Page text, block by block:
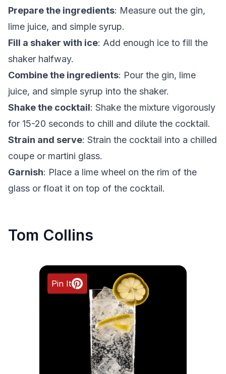
Prepare the ingredients: Measure out the gin,
lime juice, and simple syrup.
Fill a shaker with ice: Add enough ice to fill the
shaker halfway.
Combine the ingredients: Pour the gin, lime
juice, and simple syrup into the shaker.
Shake the cocktail: Shake the mixture vigorously
for 15-20 seconds to chill and dilute the cocktail.
Strain and serve: Strain the cocktail into a chilled
coupe or martini glass.
Garnish: Place a lime wheel on the rim of the
glass or float it on top of the cocktail.
Tom Collins
Pin It